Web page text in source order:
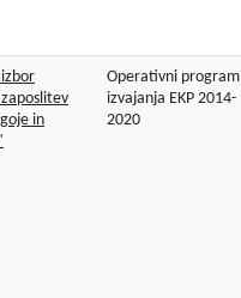
izbor
in
Operativni program
izvajanja EKP 2014-
2020